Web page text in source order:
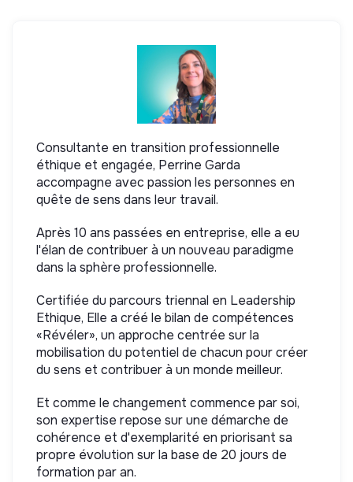
Consultante en transition professionnelle
éthique et engagée, Perrine Garda
accompagne avec passion les personnes en
quête de sens dans leur travail.
Après 10 ans passées en entreprise, elle a eu
l'élan de contribuer à un nouveau paradigme
dans la sphère professionnelle.
Certifiée du parcours triennal en Leadership
Ethique, Elle a créé le bilan de compétences
«Révéler», un approche centrée sur la
mobilisation du potentiel de chacun pour créer
du sens et contribuer à un monde meilleur.
Et comme le changement commence par soi,
son expertise repose sur une démarche de
cohérence et d'exemplarité en priorisant sa
propre évolution sur la base de 20 jours de
formation par an.